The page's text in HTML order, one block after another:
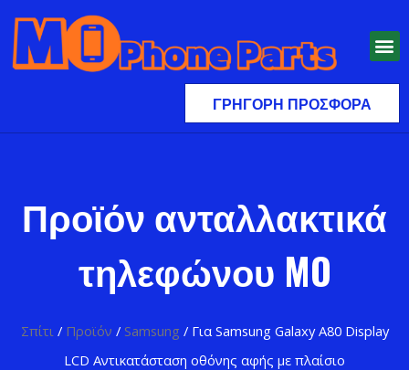
ΓΡΉΓΟΡΗ ΠΡΟΣΦΟΡΆ
Προϊόν ανταλλακτικά
τηλεφώνου MO
Σπίτι / Προϊόν / Samsung / Για Samsung Galaxy A80 Display
LCD Αντικατάσταση οθόνης αφής με πλαίσιο